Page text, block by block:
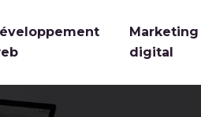
Marketing
digital